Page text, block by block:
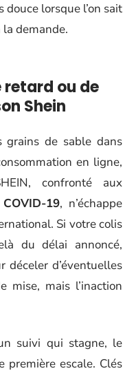
douce lorsque l’on sait
demande.
retard ou de
Shein
grains de sable dans
en ligne,
confronté aux
COVID-19, n’échappe
Si votre colis
du délai annoncé,
déceler d’éventuelles
mise, mais l’inaction
suivi qui stagne, le
première escale. Clés